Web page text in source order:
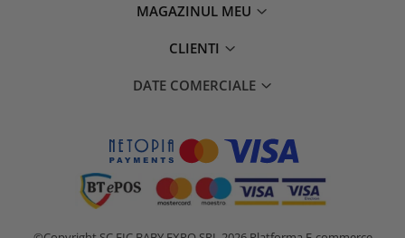
MAGAZINUL MEU
CLIENTI
DATE COMERCIALE